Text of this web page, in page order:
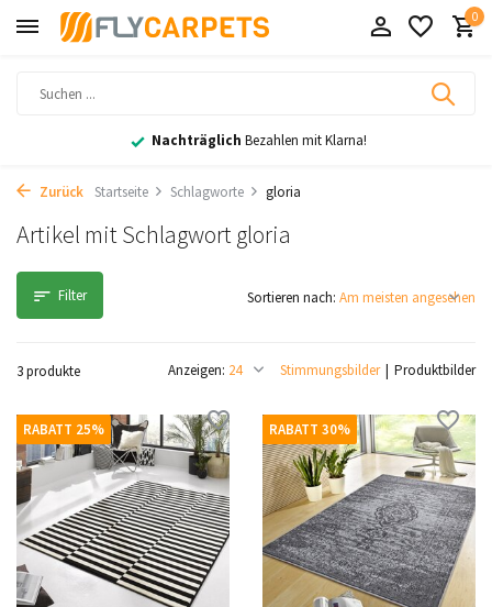
0
Nachträglich Bezahlen mit Klarna!
Zurück Startseite Schlagworte gloria
Artikel mit Schlagwort gloria
Filter
3 produkte Stimmungsbilder Produktbilder
Anzeigen:
Sortieren nach:
RABATT 25% RABATT 30%